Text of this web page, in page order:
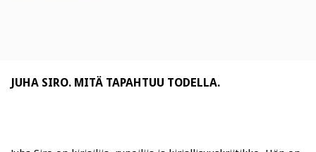
JUHA SIRO. MITÄ TAPAHTUU TODELLA.